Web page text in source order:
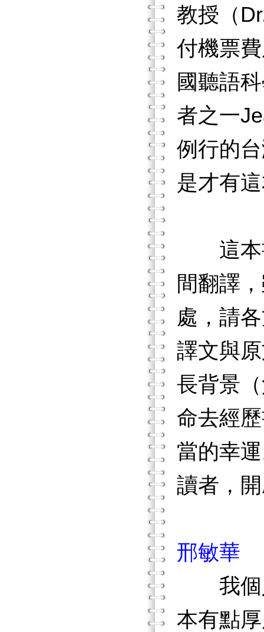
教授（
付機票
國聽語
者之一
例行的
是才有
這本書
間翻譯
處，請
譯文與
長背景
命去經
當的幸
讀者，
邢敏華
我個人
本有點